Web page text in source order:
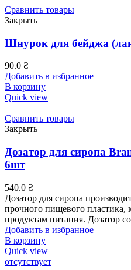
Сравнить товары
Закрыть
Шнурок для бейджа
90.0 ₴
Добавить в избранное
В корзину
Quick view
Сравнить товары
Закрыть
Дозатор для сиропа
6шт
540.0 ₴
Дозатор для сиропа
прочного пищевого
продуктам питания. Дозатор
Добавить в избранное
В корзину
Quick view
отсутствует